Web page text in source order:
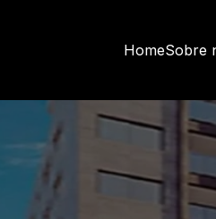
HomeSobre